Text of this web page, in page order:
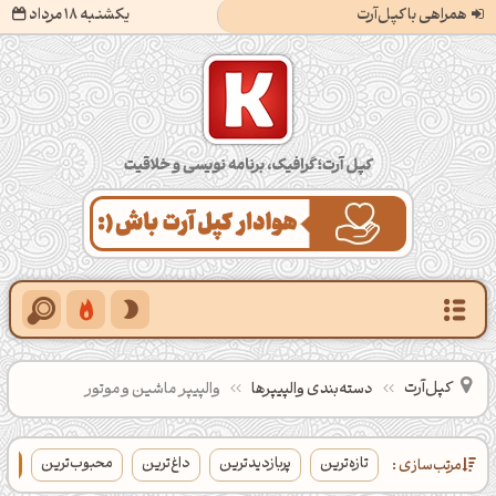
همراهی با کپل‌آرت یکشنبه 18 مرداد
کپل‌آرت؛ گرافیک، برنامه‌نویسی و خلاقیت
کپل‌آرت دسته‌بندی‌ والپیپرها والپیپر ماشین و موتور
مرتب‌سازی : تازه‌ترین پربازدیدترین داغ‌ترین محبوب‌ترین